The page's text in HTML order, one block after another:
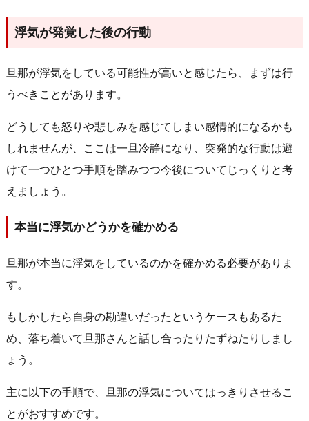
浮気が発覚した後の行動
旦那が浮気をしている可能性が高いと感じたら、まずは行
うべきことがあります。
どうしても怒りや悲しみを感じてしまい感情的になるかも
しれませんが、ここは一旦冷静になり、突発的な行動は避
けて一つひとつ手順を踏みつつ今後についてじっくりと考
えましょう。
本当に浮気かどうかを確かめる
旦那が本当に浮気をしているのかを確かめる必要がありま
す。
もしかしたら自身の勘違いだったというケースもあるた
め、落ち着いて旦那さんと話し合ったりたずねたりしまし
ょう。
主に以下の手順で、旦那の浮気についてはっきりさせるこ
とがおすすめです。